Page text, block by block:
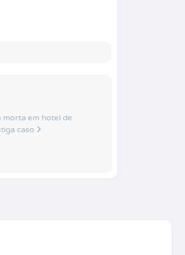
morta em hotel de
caso